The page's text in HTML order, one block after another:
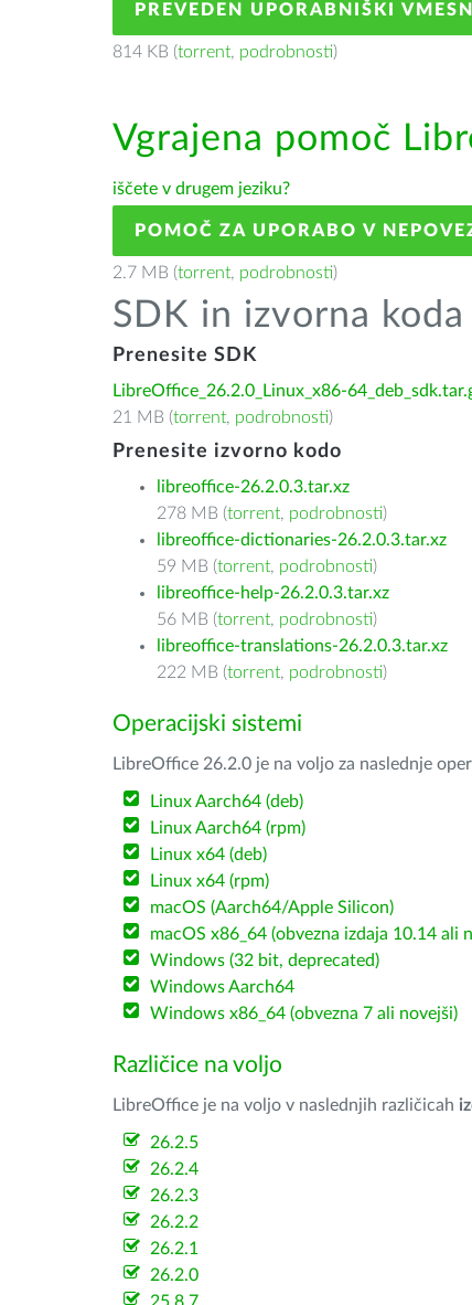
PREVEDEN UPORABNIŠKI
814 KB (torrent, podrobnosti)
Vgrajena pomoč
iščete v drugem jeziku?
POMOČ ZA UPORABO V
2.7 MB (torrent, podrobnosti)
SDK in izvorna koda
Prenesite SDK
LibreOffice_26.2.0_Linux_x86-
21 MB (torrent, podrobnosti)
Prenesite izvorno kodo
libreoffice-26.2.0.3.tar.xz
278 MB (torrent, podrobnosti)
libreoffice-dictionaries-26.2.0.3.tar.xz
59 MB (torrent, podrobnosti)
libreoffice-help-26.2.0.3.tar.xz
56 MB (torrent, podrobnosti)
libreoffice-translations-26.2.0.3.tar.xz
222 MB (torrent, podrobnosti)
Operacijski sistemi
LibreOffice 26.2.0 je na voljo za naslednje
Linux Aarch64 (deb)
Linux Aarch64 (rpm)
Linux x64 (deb)
Linux x64 (rpm)
macOS (Aarch64/Apple Silicon)
macOS x86_64 (obvezna izdaja 10.14 ali
Windows (32 bit, deprecated)
Windows Aarch64
Windows x86_64 (obvezna 7 ali novejši)
Različice na voljo
LibreOffice je na voljo v naslednjih različicah
26.2.5
26.2.4
26.2.3
26.2.2
26.2.1
26.2.0